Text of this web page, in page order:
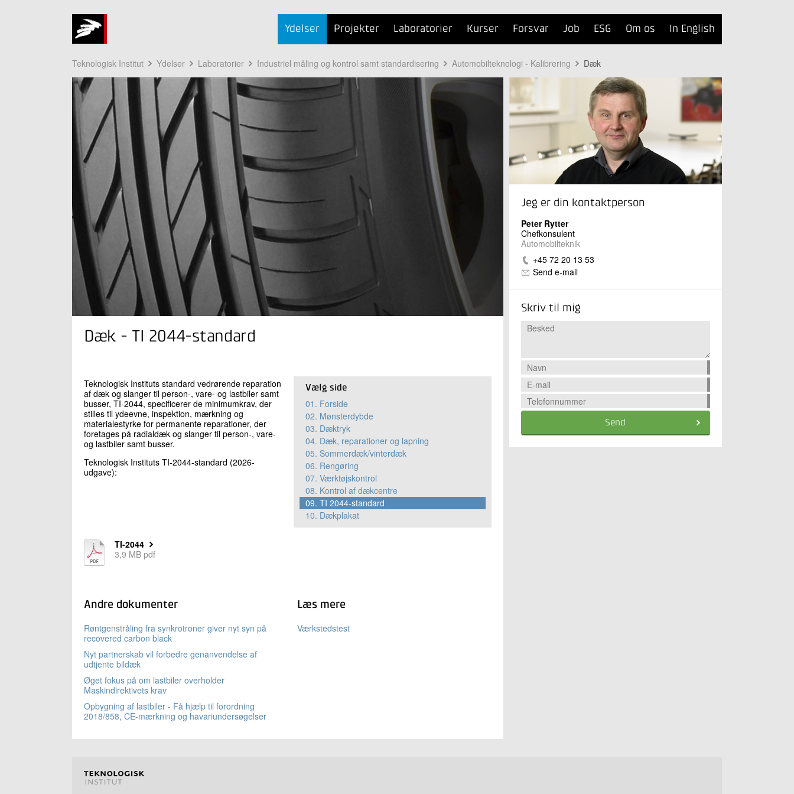
Ydelser Projekter Laboratorier Kurser Forsvar Job ESG Om os In English
Teknologisk Institut Ydelser Laboratorier Industriel måling og kontrol samt standardisering Automobilteknologi - Kalibrering Dæk
Dæk - TI 2044-standard
Vælg side
01. Forside
02. Mønsterdybde
03. Dæktryk
04. Dæk, reparationer og lapning
05. Sommerdæk/vinterdæk
06. Rengøring
07. Værktøjskontrol
08. Kontrol af dækcentre
09. TI 2044-standard
10. Dækplakat
Teknologisk Instituts standard vedrørende reparation
af dæk og slanger til person-, vare- og lastbiler samt
busser, TI-2044, specificerer de minimumkrav, der
stilles til ydeevne, inspektion, mærkning og
materialestyrke for permanente reparationer, der
foretages på radialdæk og slanger til person-, vare-
og lastbiler samt busser.
Teknologisk Instituts TI-2044-standard (2026-
udgave):
TI-2044
3,9 MB pdf
Andre dokumenter
Røntgenstråling fra synkrotroner giver nyt syn på
recovered carbon black
Nyt partnerskab vil forbedre genanvendelse af
udtjente bildæk
Øget fokus på om lastbiler overholder
Maskindirektivets krav
Opbygning af lastbiler - Få hjælp til forordning
2018/858, CE-mærkning og havariundersøgelser
Læs mere
Værkstedstest
Jeg er din kontaktperson
Peter Rytter
Chefkonsulent
Automobilteknik
+45 72 20 13 53
Send e-mail
Skriv til mig
Send